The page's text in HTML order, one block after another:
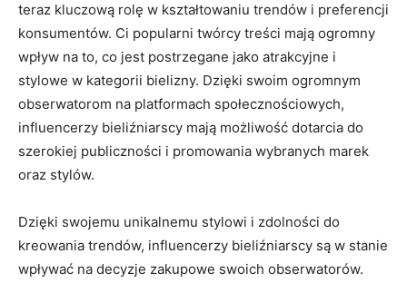
teraz kluczową rolę w kształtowaniu trendów‌ i preferencji
konsumentów.‍ Ci popularni twórcy treści mają ogromny
wpływ na ⁣to, co jest ‌postrzegane ⁤jako atrakcyjne i
stylowe w kategorii bielizny. Dzięki swoim ogromnym⁢
obserwatorom na‍ platformach społecznościowych,
influencerzy ⁣bieliźniarscy mają⁣ możliwość dotarcia do
szerokiej publiczności i promowania wybranych ⁤marek
oraz stylów.
Dzięki swojemu unikalnemu stylowi i ‌zdolności ‌do
kreowania trendów, influencerzy bieliźniarscy⁣ są w stanie
wpływać ‍na decyzje zakupowe swoich obserwatorów.